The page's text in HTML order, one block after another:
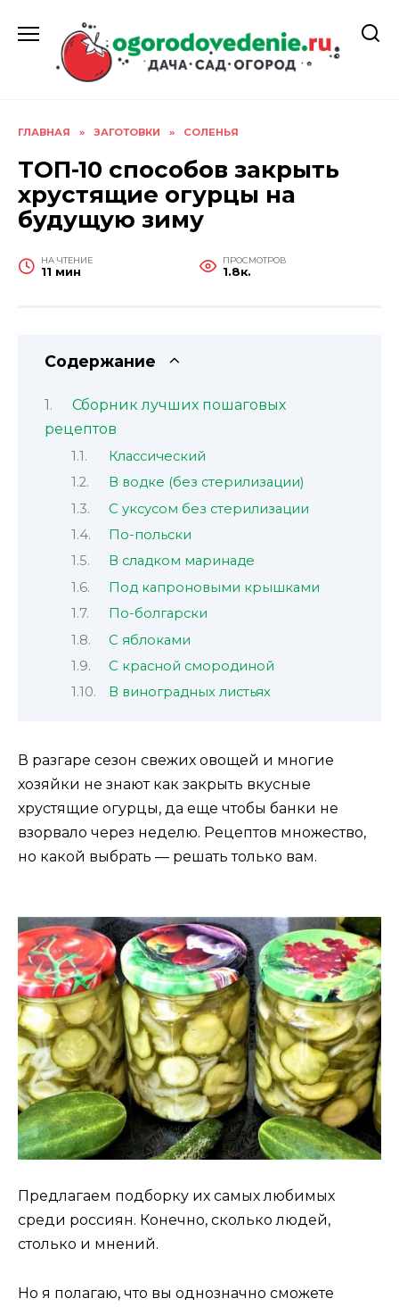
содержанию
ГЛАВНАЯ » ЗАГОТОВКИ » СОЛЕНЬЯ
ТОП-10 способов закрыть
хрустящие огурцы на
будущую зиму
НА ЧТЕНИЕ
11 мин
ПРОСМОТРОВ
1.8к.
Содержание
Сборник лучших пошаговых
рецептов
Классический
В водке (без стерилизации)
С уксусом без стерилизации
По-польски
В сладком маринаде
Под капроновыми крышками
По-болгарски
С яблоками
С красной смородиной
В виноградных листьях
В разгаре сезон свежих овощей и многие
хозяйки не знают как закрыть вкусные
хрустящие огурцы, да еще чтобы банки не
взорвало через неделю. Рецептов множество,
но какой выбрать — решать только вам.
Предлагаем подборку их самых любимых
среди россиян. Конечно, сколько людей,
столько и мнений.
Но я полагаю, что вы однозначно сможете